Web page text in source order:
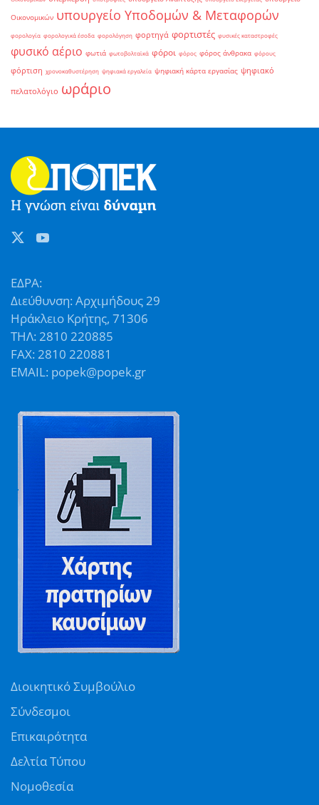
Οικονομικών υπουργείο Υποδομών & Μεταφορών
φορολογία φορολογικά έσοδα φορολόγηση φορτηγά φορτιστές φυσικές καταστροφές
φυσικό αέριο φωτιά φωτοβολταϊκά φόροι φόρος φόρος άνθρακα φόρους
φόρτιση χρονοκαθυστέρηση ψηφιακά εργαλεία ψηφιακή κάρτα εργασίας ψηφιακό
πελατολόγιο ωράριο
ΕΔΡΑ:
Διεύθυνση: Αρχιμήδους 29
Ηράκλειο Κρήτης, 71306
ΤΗΛ: 2810 220885
FAX: 2810 220881
EMAIL: popek@popek.gr
Διοικητικό Συμβούλιο
Σύνδεσμοι
Επικαιρότητα
Δελτία Τύπου
Νομοθεσία